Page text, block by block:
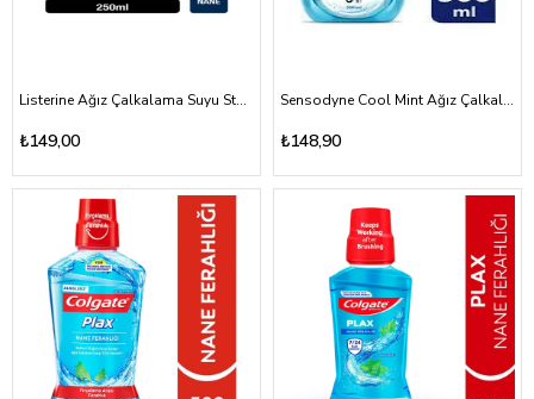
Listerine Ağız Çalkalama Suyu Stay White 250ml
₺149,00
Sensodyne Cool Mint Ağız Çalkalama Suyu 500ml
₺148,90